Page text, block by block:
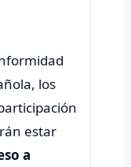
los
estar
a